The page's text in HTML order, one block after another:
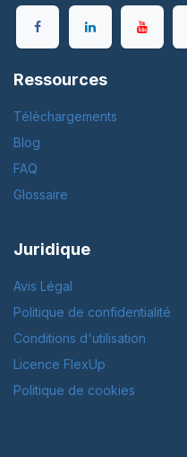
Ressources
Téléchargements
Blog
FAQ
Glossaire
Juridique
Avis Légal
Politique de confidentialité
Conditions d'utilisation
Licence FlexUp
Politique de cookies